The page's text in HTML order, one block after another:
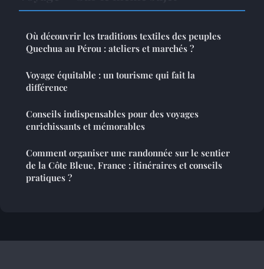
Où découvrir les traditions textiles des peuples
Quechua au Pérou : ateliers et marchés ?
Voyage équitable : un tourisme qui fait la
différence
Conseils indispensables pour des voyages
enrichissants et mémorables
Comment organiser une randonnée sur le sentier
de la Côte Bleue, France : itinéraires et conseils
pratiques ?